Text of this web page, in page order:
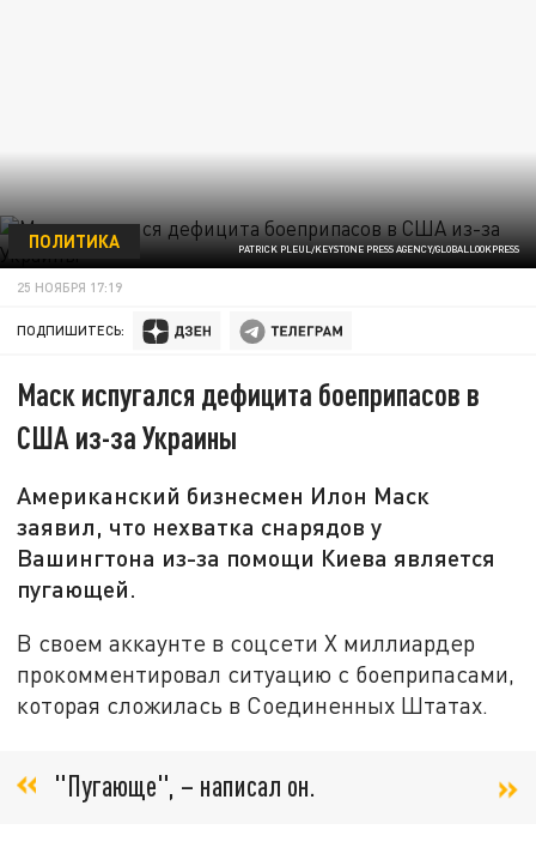
PATRICK PLEUL/KEYSTONE PRESS AGENCY/GLOBALLOOKPRESS
ПОЛИТИКА
25 НОЯБРЯ 17:19
ПОДПИШИТЕСЬ:
Маск испугался дефицита боеприпасов в
США из-за Украины
Американский бизнесмен Илон Маск
заявил, что нехватка снарядов у
Вашингтона из-за помощи Киева является
пугающей.
В своем аккаунте в соцсети X миллиардер
прокомментировал ситуацию с боеприпасами,
которая сложилась в Соединенных Штатах.
"Пугающе", – написал он.